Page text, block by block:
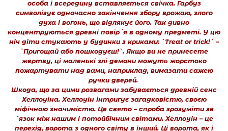
особа і всередину вставляється свічка. Гарбуз
символізує одночасно закінчення збору врожаю, злого
духа і вогонь, що відлякує його. Так дивно
концентруються древні повір´я в одному предметі. У цю
ніч діти стукають у будинки з криками: `Treat or trick!` –
`Пригощай або пошкодуєш!`. Якщо ви не принесете
жертву, ці маленькі злі демони можуть жорстоко
пожартувати над вами, наприклад, вимазати сажею
ручки дверей.
Шкода, що за цими розвагами забувається древній сенс
Хеллоуіна. Хеллоуін інтригує загадковістю, своєю
міфічною значимістю. Це свято – спроба зрозуміти зв
´язок між нашим і потойбічним світами. Хеллоуін – це
перехід, ворота з одного світу в інший. Ці ворота, як і